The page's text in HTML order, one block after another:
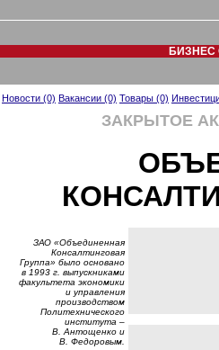
БИЗНЕС
Новости (0) Вакансии (0) Товары (0)
ЗАКРЫТОЕ
ЗАО «Объединенная
Консалтинговая
Группа» было основано
в 1993 г. выпускниками
факультета экономики
и управления
производством
Политехнического
института –
В. Антощенко и
В. Федоровым.